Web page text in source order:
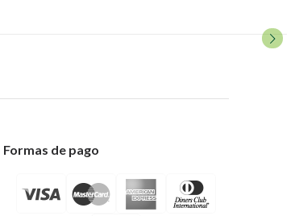
Formas de pago